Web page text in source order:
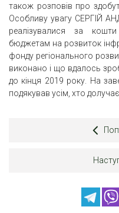
також розповів про
Особливу увагу СЕРГІЙ
реалізувалися за
бюджетам на розвиток
фонду регіонального
виконано і що вдалось
до кінця 2019 року. На
подякував усім, хто